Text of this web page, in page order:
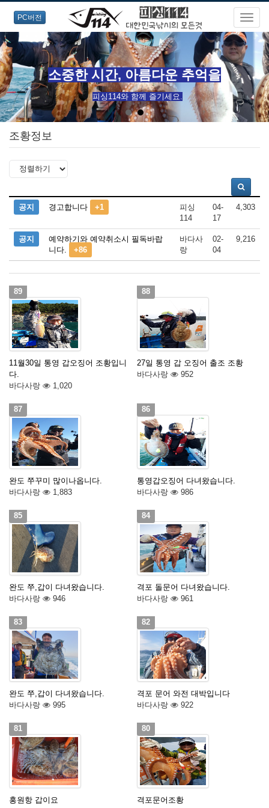
PC버전
소중한 시간, 아름다운 추억을
피싱114와 함께 즐기세요.
조황정보
공지 경고합니다 +1
피싱
114
04-
17
4,303
공지
예약하기와 예약취소시 필독바랍
니다.
+86
바다사
랑
02-
04
9,216
89
11월30일 통영 갑오징어 조황입니
다.
바다사랑
1,020
88
27일 통영 갑 오징어 출조 조황
바다사랑
952
87
완도 쭈꾸미 많이나옵니다.
바다사랑
1,883
86
통영갑오징어 다녀왔습니다.
바다사랑
986
85
완도 쭈,갑이 다녀왔습니다.
바다사랑
946
84
격포 돌문어 다녀왔습니다.
바다사랑
961
83
완도 쭈,갑이 다녀왔습니다.
바다사랑
995
82
격포 문어 와전 대박입니다
바다사랑
922
81
홍원항 갑이요
80
격포문어조황